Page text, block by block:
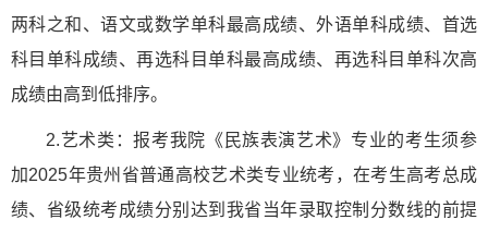
两科之和、语文或数学单科最高成绩、外语单科成绩、首选
科目单科成绩、再选科目单科最高成绩、再选科目单科次高
成绩由高到低排序。
2.艺术类：报考我院《民族表演艺术》专业的考生须参
加2025年贵州省普通高校艺术类专业统考，在考生高考总成
绩、省级统考成绩分别达到我省当年录取控制分数线的前提